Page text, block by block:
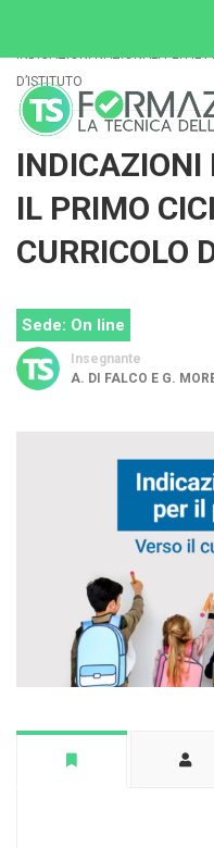
INDICAZIONI NAZIONALI PER IL
D’ISTITUTO
INDICAZIONI
IL PRIMO
CURRICOLO
Sede: On line
Insegnante
A. DI FALCO E G.